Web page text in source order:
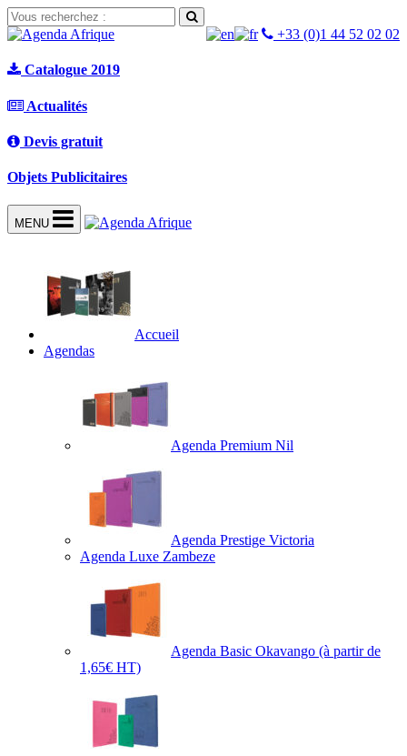
+33 (0)1 44 52 02 02
Catalogue 2019
Actualités
Devis gratuit
Objets Publicitaires
MENU
Accueil
Agendas
Agenda Premium Nil
Agenda Prestige Victoria
Agenda Luxe Zambeze
Agenda Basic Okavango (à partir de
1,65€ HT)